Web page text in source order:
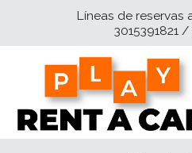
Líneas de reservas
3015391821